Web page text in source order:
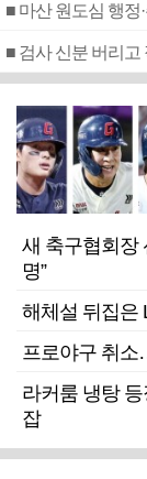
■ 마산 원도심 행정
새 축구협회장
명”
해체설 뒤집은
프로야구 취소
라커룸 냉탕
잡